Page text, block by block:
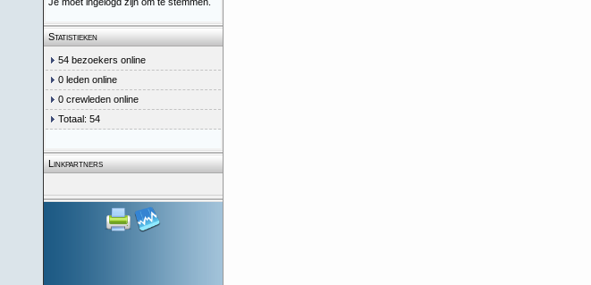
Statistieken
54 bezoekers online
0 leden online
0 crewleden online
Totaal: 54
Linkpartners